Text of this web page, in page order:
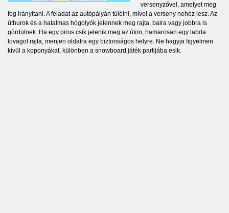
versenyzővel, amelyet meg
fog irányítani. A feladat az autópályán túlélni, mivel a verseny nehéz lesz. Az
úthurok és a hatalmas hógolyók jelennek meg rajta, balra vagy jobbra is
gördülnek. Ha egy piros csík jelenik meg az úton, hamarosan egy labda
lovagol rajta, menjen oldalra egy biztonságos helyre. Ne hagyja figyelmen
kívül a koponyákat, különben a snowboard játék partijába esik.